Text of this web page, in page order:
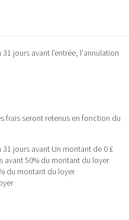
jours avant l'entrée, l'annulation
frais seront retenus en fonction du
jours avant Un montant de 0 £
avant50% du montant du loyer
du montant du loyer